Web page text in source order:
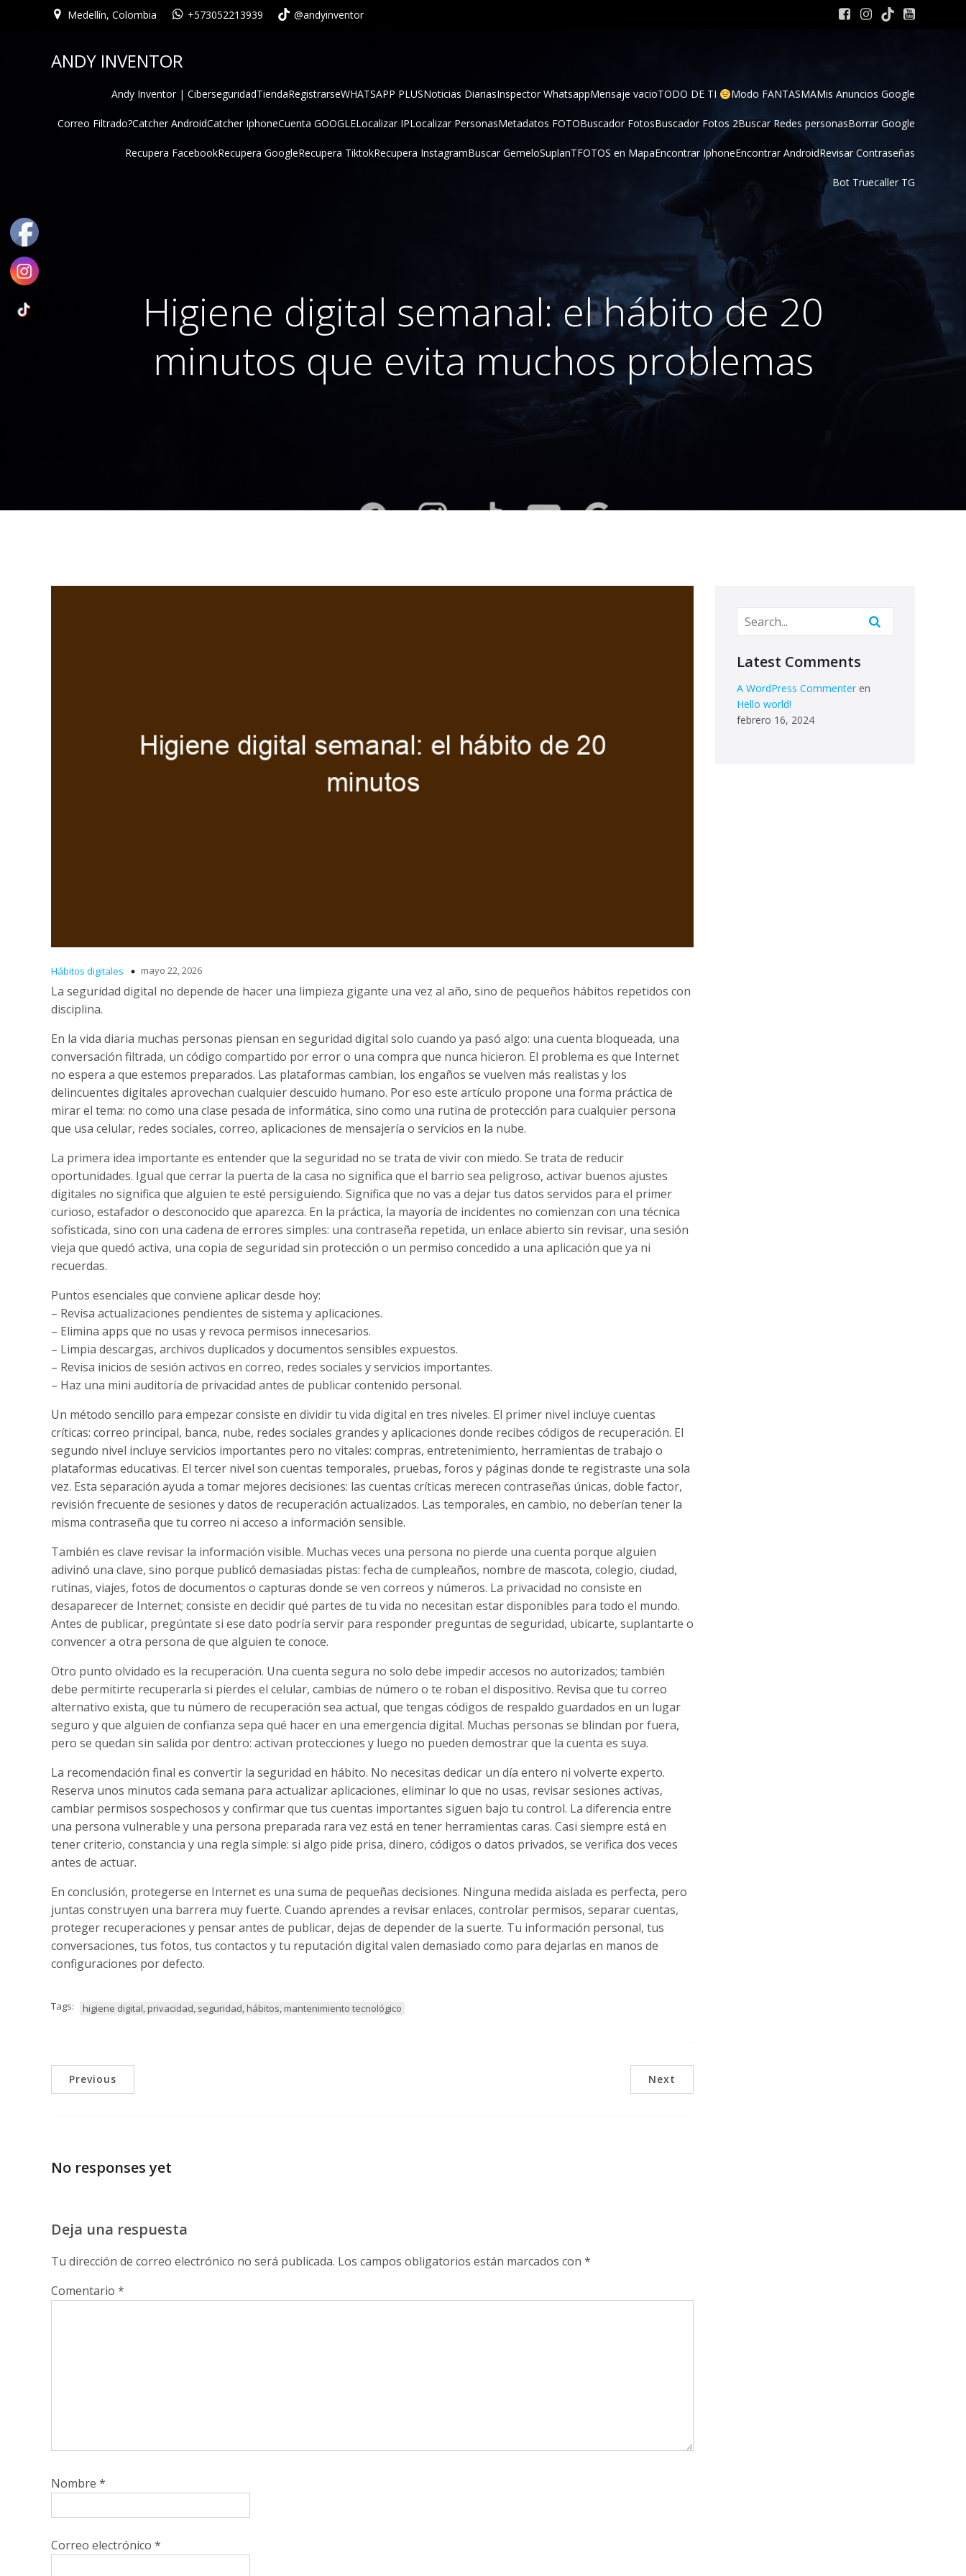
Medellín, Colombia +573052213939 @andyinventor
ANDY INVENTOR
Andy Inventor | CiberseguridadTiendaRegistrarseWHATSAPP PLUSNoticias DiariasInspector WhatsappMensaje vacioTODO DE TI Modo FANTASMAMis Anuncios Google
Correo Filtrado?Catcher AndroidCatcher IphoneCuenta GOOGLELocalizar IPLocalizar PersonasMetadatos FOTOBuscador FotosBuscador Fotos 2Buscar Redes personasBorrar Google
Recupera FacebookRecupera GoogleRecupera TiktokRecupera InstagramBuscar GemeloSuplanTFOTOS en MapaEncontrar IphoneEncontrar AndroidRevisar Contraseñas
Bot Truecaller TG
Higiene digital semanal: el hábito de 20
minutos que evita muchos problemas
Hábitos digitales mayo 22, 2026
La seguridad digital no depende de hacer una limpieza gigante una vez al año, sino de pequeños hábitos repetidos con
disciplina.
En la vida diaria muchas personas piensan en seguridad digital solo cuando ya pasó algo: una cuenta bloqueada, una
conversación filtrada, un código compartido por error o una compra que nunca hicieron. El problema es que Internet
no espera a que estemos preparados. Las plataformas cambian, los engaños se vuelven más realistas y los
delincuentes digitales aprovechan cualquier descuido humano. Por eso este artículo propone una forma práctica de
mirar el tema: no como una clase pesada de informática, sino como una rutina de protección para cualquier persona
que usa celular, redes sociales, correo, aplicaciones de mensajería o servicios en la nube.
La primera idea importante es entender que la seguridad no se trata de vivir con miedo. Se trata de reducir
oportunidades. Igual que cerrar la puerta de la casa no significa que el barrio sea peligroso, activar buenos ajustes
digitales no significa que alguien te esté persiguiendo. Significa que no vas a dejar tus datos servidos para el primer
curioso, estafador o desconocido que aparezca. En la práctica, la mayoría de incidentes no comienzan con una técnica
sofisticada, sino con una cadena de errores simples: una contraseña repetida, un enlace abierto sin revisar, una sesión
vieja que quedó activa, una copia de seguridad sin protección o un permiso concedido a una aplicación que ya ni
recuerdas.
Puntos esenciales que conviene aplicar desde hoy:
– Revisa actualizaciones pendientes de sistema y aplicaciones.
– Elimina apps que no usas y revoca permisos innecesarios.
– Limpia descargas, archivos duplicados y documentos sensibles expuestos.
– Revisa inicios de sesión activos en correo, redes sociales y servicios importantes.
– Haz una mini auditoría de privacidad antes de publicar contenido personal.
Un método sencillo para empezar consiste en dividir tu vida digital en tres niveles. El primer nivel incluye cuentas
críticas: correo principal, banca, nube, redes sociales grandes y aplicaciones donde recibes códigos de recuperación. El
segundo nivel incluye servicios importantes pero no vitales: compras, entretenimiento, herramientas de trabajo o
plataformas educativas. El tercer nivel son cuentas temporales, pruebas, foros y páginas donde te registraste una sola
vez. Esta separación ayuda a tomar mejores decisiones: las cuentas críticas merecen contraseñas únicas, doble factor,
revisión frecuente de sesiones y datos de recuperación actualizados. Las temporales, en cambio, no deberían tener la
misma contraseña que tu correo ni acceso a información sensible.
También es clave revisar la información visible. Muchas veces una persona no pierde una cuenta porque alguien
adivinó una clave, sino porque publicó demasiadas pistas: fecha de cumpleaños, nombre de mascota, colegio, ciudad,
rutinas, viajes, fotos de documentos o capturas donde se ven correos y números. La privacidad no consiste en
desaparecer de Internet; consiste en decidir qué partes de tu vida no necesitan estar disponibles para todo el mundo.
Antes de publicar, pregúntate si ese dato podría servir para responder preguntas de seguridad, ubicarte, suplantarte o
convencer a otra persona de que alguien te conoce.
Otro punto olvidado es la recuperación. Una cuenta segura no solo debe impedir accesos no autorizados; también
debe permitirte recuperarla si pierdes el celular, cambias de número o te roban el dispositivo. Revisa que tu correo
alternativo exista, que tu número de recuperación sea actual, que tengas códigos de respaldo guardados en un lugar
seguro y que alguien de confianza sepa qué hacer en una emergencia digital. Muchas personas se blindan por fuera,
pero se quedan sin salida por dentro: activan protecciones y luego no pueden demostrar que la cuenta es suya.
La recomendación final es convertir la seguridad en hábito. No necesitas dedicar un día entero ni volverte experto.
Reserva unos minutos cada semana para actualizar aplicaciones, eliminar lo que no usas, revisar sesiones activas,
cambiar permisos sospechosos y confirmar que tus cuentas importantes siguen bajo tu control. La diferencia entre
una persona vulnerable y una persona preparada rara vez está en tener herramientas caras. Casi siempre está en
tener criterio, constancia y una regla simple: si algo pide prisa, dinero, códigos o datos privados, se verifica dos veces
antes de actuar.
En conclusión, protegerse en Internet es una suma de pequeñas decisiones. Ninguna medida aislada es perfecta, pero
juntas construyen una barrera muy fuerte. Cuando aprendes a revisar enlaces, controlar permisos, separar cuentas,
proteger recuperaciones y pensar antes de publicar, dejas de depender de la suerte. Tu información personal, tus
conversaciones, tus fotos, tus contactos y tu reputación digital valen demasiado como para dejarlas en manos de
configuraciones por defecto.
Tags: higiene digital, privacidad, seguridad, hábitos, mantenimiento tecnológico
Previous Next
No responses yet
Deja una respuesta
Tu dirección de correo electrónico no será publicada. Los campos obligatorios están marcados con *
Comentario *
Nombre *
Correo electrónico *
Latest Comments
A WordPress Commenter en
Hello world!
febrero 16, 2024